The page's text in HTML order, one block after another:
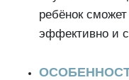
ребёнок
эффективно и